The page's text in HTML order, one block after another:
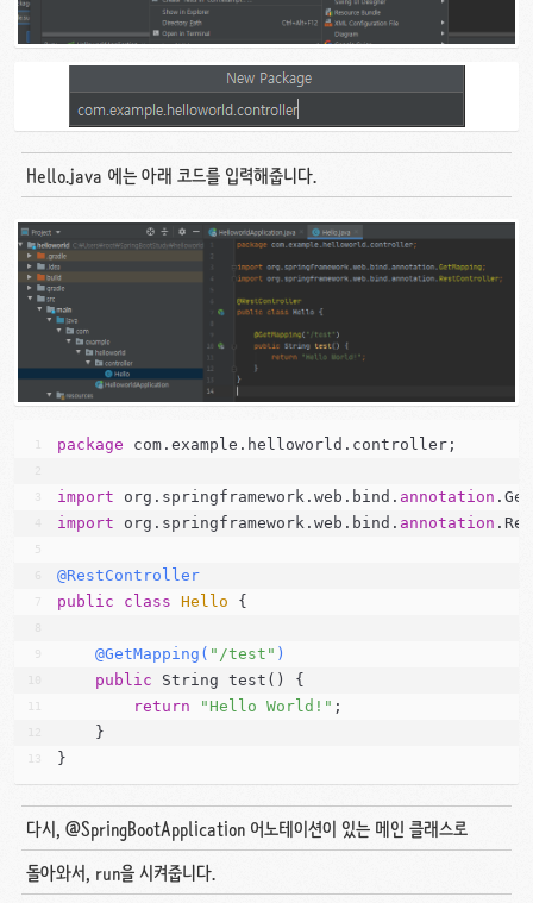
Hello.java 에는 아래 코드를 입력해줍니다.
package com.example.helloworld.controller;
import org.springframework.web.bind. annotation
import org.springframework.web.bind. annotation
@RestController
public
class Hello {
@GetMapping( "/test" )
public String test() {
return
"Hello World!" ;
    }
}
다시, @SpringBootApplication 어노테이션이 있는 메인 클래스로
돌아와서, run을 시켜줍니다.